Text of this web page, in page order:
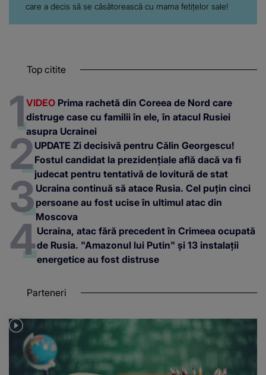
care a decis să se căsătorească cu mama fetițelor sale!
Top citite
VIDEO Prima rachetă din Coreea de Nord care
distruge case cu familii în ele, în atacul Rusiei
asupra Ucrainei
UPDATE Zi decisivă pentru Călin Georgescu!
Fostul candidat la prezidențiale află dacă va fi
judecat pentru tentativă de lovitură de stat
Ucraina continuă să atace Rusia. Cel puțin cinci
persoane au fost ucise în ultimul atac din
Moscova
Ucraina, atac fără precedent în Crimeea ocupată
de Rusia. "Amazonul lui Putin" și 13 instalații
energetice au fost distruse
Parteneri